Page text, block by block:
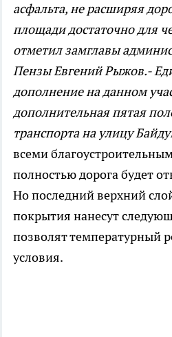
асфальта, не расширяя
площади достаточно для
отметил замглавы
Пензы Евгений Рыжов.-
дополнение на данном
дополнительная пятая
транспорта на улицу
всеми
полностью дорога будет
Но последний верхний
покрытия нанесут
позволят температурный
условия.